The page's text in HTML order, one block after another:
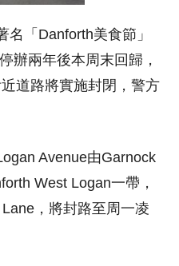
名「Danforth美食節」
辦兩年後本周末回歸，
道路將實施封閉，警方
Avenue由Garnock
West Logan一帶，
，將封路至周一凌